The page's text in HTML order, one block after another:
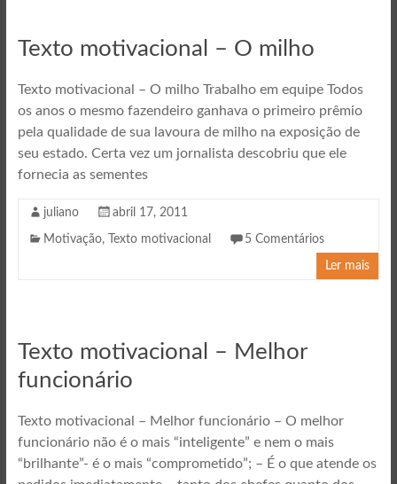
Texto motivacional – O milho
Texto motivacional – O milho Trabalho em equipe Todos
os anos o mesmo fazendeiro ganhava o primeiro prêmio
pela qualidade de sua lavoura de milho na exposição de
seu estado. Certa vez um jornalista descobriu que ele
fornecia as sementes
juliano abril 17, 2011
Motivação, Texto motivacional 5 Comentários
Ler mais
Texto motivacional – Melhor
funcionário
Texto motivacional – Melhor funcionário – O melhor
funcionário não é o mais “inteligente” e nem o mais
“brilhante”- é o mais “comprometido”; – É o que atende os